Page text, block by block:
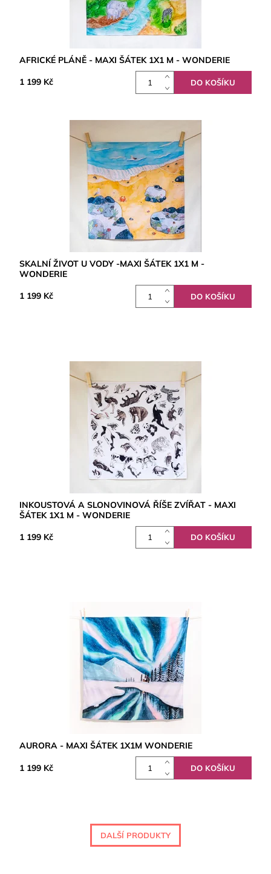
AFRICKÉ PLÁNĚ - MAXI ŠÁTEK 1X1 M - WONDERIE
1 199 Kč
SKALNÍ ŽIVOT U VODY -MAXI ŠÁTEK 1X1 M -
WONDERIE
1 199 Kč
INKOUSTOVÁ A SLONOVINOVÁ ŘÍŠE ZVÍŘAT - MAXI
ŠÁTEK 1X1 M - WONDERIE
1 199 Kč
AURORA - MAXI ŠÁTEK 1X1M WONDERIE
1 199 Kč
DALŠÍ PRODUKTY